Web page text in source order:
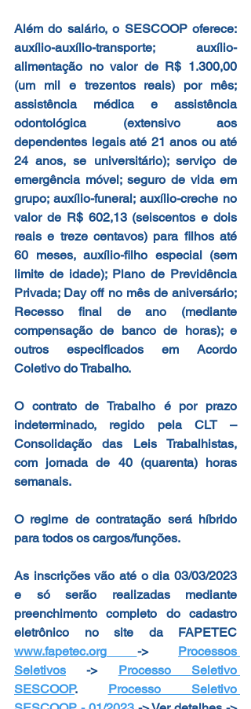
Além do salário, o SESCOOP oferece:
auxílio-auxílio-transporte; auxílio-
alimentação no valor de R$ 1.300,00
(um mil e trezentos reais) por mês;
assistência médica e assistência
odontológica (extensivo aos
dependentes legais até 21 anos ou até
24 anos, se universitário); serviço de
emergência móvel; seguro de vida em
grupo; auxílio-funeral; auxílio-creche no
valor de R$ 602,13 (seiscentos e dois
reais e treze centavos) para filhos até
60 meses, auxílio-filho especial (sem
limite de idade); Plano de Previdência
Privada; Day off no mês de aniversário;
Recesso final de ano (mediante
compensação de banco de horas); e
outros especificados em Acordo
Coletivo do Trabalho.
O contrato de Trabalho é por prazo
indeterminado, regido pela CLT –
Consolidação das Leis Trabalhistas,
com jornada de 40 (quarenta) horas
semanais.
O regime de contratação será híbrido
para todos os cargos/funções.
As inscrições vão até o dia 03/03/2023
e só serão realizadas mediante
preenchimento completo do cadastro
www.fapetec.org
-> Processos
Seletivos -> Processo Seletivo
SESCOOP. Processo Seletivo